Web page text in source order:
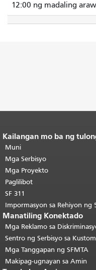
12:00 ng madaling araw
Katapusan ng nilalaman ng
pahina.
pahinang ito ay nauulit sa
pahina.Bumalik sa tuktok ng
pangunahing nilalaman
Kailangan mo ba ng
Muni
Mga Serbisyo
Mga Proyekto
Paglilibot
SF 311
Impormasyon sa Rehiyon ng
Manatiling Konektado
Mga Reklamo sa
Sentro ng Serbisyo sa
Mga Tanggapan ng SFMTA
Makipag-ugnayan sa Amin